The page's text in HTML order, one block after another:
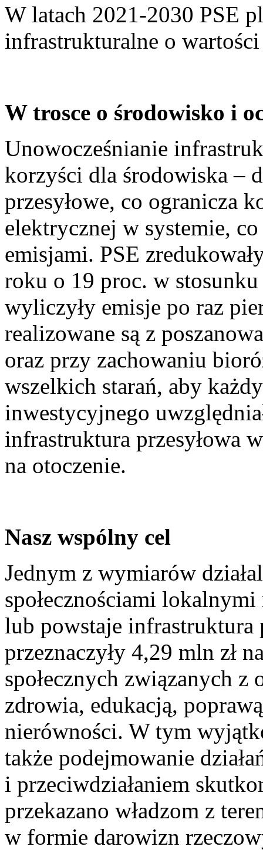
W latach 2021-2030 PSE
infrastrukturalne o
W trosce o środowisko i
Unowocześnianie
korzyści dla środowiska –
przesyłowe, co ogranicza
elektrycznej w systemie,
emisjami. PSE
roku o 19 proc. w
wyliczyły emisje po raz
realizowane są z
oraz przy zachowaniu
wszelkich starań, aby
inwestycyjnego
infrastruktura przesyłowa
na otoczenie.
Nasz wspólny cel
Jednym z wymiarów
społecznościami
lub powstaje infrastruktura
przeznaczyły 4,29 mln zł
społecznych związanych
zdrowia, edukacją,
nierówności. W tym
także podejmowanie
i przeciwdziałaniem
przekazano władzom z
w formie darowizn